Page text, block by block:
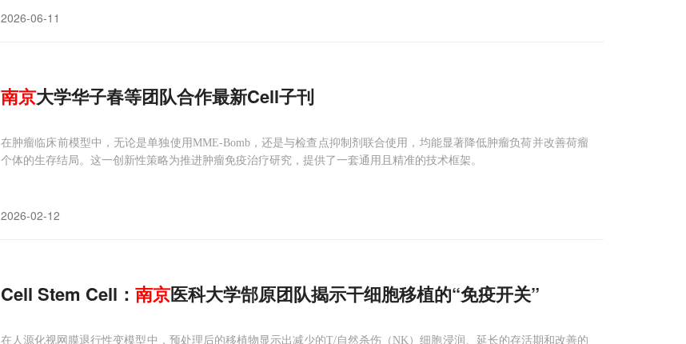
2026-06-11
南京大学华子春等团队合作最新Cell子刊
在肿瘤临床前模型中，无论是单独使用MME-Bomb，还是与检查点抑制剂联合使用，均能显著降低肿瘤负荷并改善荷瘤
个体的生存结局。这一创新性策略为推进肿瘤免疫治疗研究，提供了一套通用且精准的技术框架。
2026-02-12
Cell Stem Cell： 南京医科大学郜原团队揭示干细胞移植的“免疫开关”
在人源化视网膜退行性变模型中，预处理后的移植物显示出减少的T/自然杀伤（NK）细胞浸润、延长的存活期和改善的